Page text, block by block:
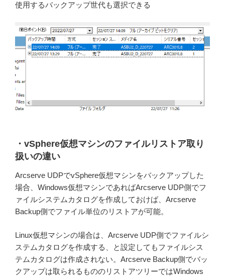
使用するバックアップ世代も選択できる
・vSphere仮想マシンのファイルリストア取り
扱いの違い
Arcserve UDPでvSphere仮想マシンをバックアップした
場合、Windows仮想マシンであればArcserve UDP側でフ
ァイルシステムカタログを作成しておけば、Arcserve
Backup側でファイル単位のリストアが可能。
Linux仮想マシンの場合は、Arcserve UDP側でファイルシ
ステムカタログを作成する、と設定してもファイルシス
テムカタログは作成されない。Arcserve Backup側でバッ
クアップは取られるもののリストアツリーではWindows